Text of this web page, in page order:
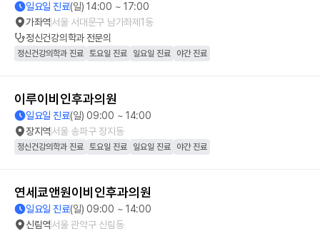
일요일 진료(일) 14:00 ~ 17:00
가좌역서울 서대문구 남가좌제1동
정신건강의학과전문의
정신건강의학과 진료 토요일 진료 일요일 진료 야간 진료
이루이비인후과의원
일요일 진료(일) 09:00 ~ 14:00
장지역서울 송파구 장지동
정신건강의학과 진료 토요일 진료 일요일 진료 야간 진료
연세쿄앤원이비인후과의원
일요일 진료(일) 09:00 ~ 14:00
신림역서울 관악구 신림동